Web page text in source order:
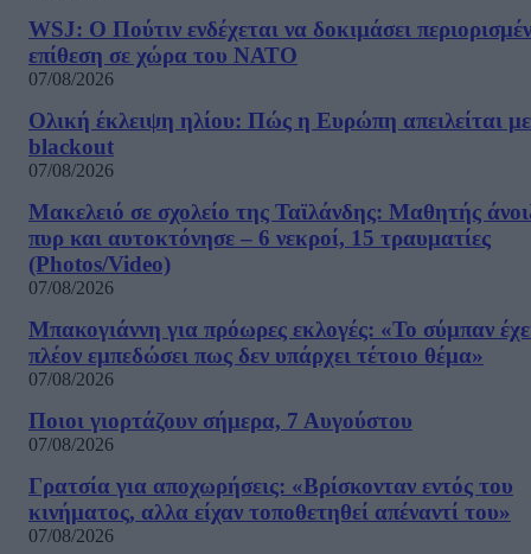
WSJ: Ο Πούτιν ενδέχεται να δοκιμάσει
επίθεση σε χώρα του ΝΑΤΟ
07/08/2026
Ολική έκλειψη ηλίου: Πώς η Ευρώπη απειλείται με
blackout
07/08/2026
Μακελειό σε σχολείο της Ταϊλάνδης: Μαθητής
πυρ και αυτοκτόνησε – 6 νεκροί, 15 τραυματίες
(Photos/Video)
07/08/2026
Μπακογιάννη για πρόωρες εκλογές: «Το σύμπαν
πλέον εμπεδώσει πως δεν υπάρχει τέτοιο θέμα»
07/08/2026
Ποιοι γιορτάζουν σήμερα, 7 Αυγούστου
07/08/2026
Γρατσία για αποχωρήσεις: «Bρίσκονταν εντός του
κινήματος, αλλα είχαν τοποθετηθεί απέναντί του»
07/08/2026